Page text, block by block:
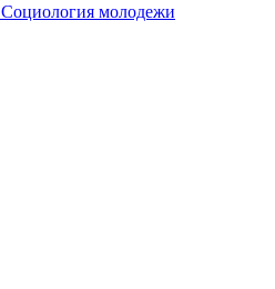
Социология молодежи